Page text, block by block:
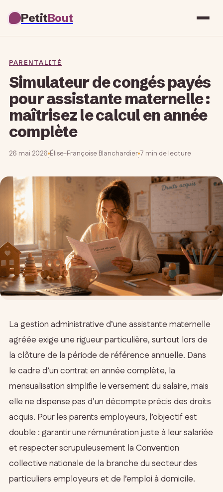
PetitBout
PARENTALITÉ
Simulateur de congés payés
pour assistante maternelle :
maîtrisez le calcul en année
complète
26 mai 2026·Élise-Françoise Blanchardier·7 min de lecture
La gestion administrative d’une assistante maternelle
agréée exige une rigueur particulière, surtout lors de
la clôture de la période de référence annuelle. Dans
le cadre d’un contrat en année complète, la
mensualisation simplifie le versement du salaire, mais
elle ne dispense pas d’un décompte précis des droits
acquis. Pour les parents employeurs, l’objectif est
double : garantir une rémunération juste à leur salariée
et respecter scrupuleusement la Convention
collective nationale de la branche du secteur des
particuliers employeurs et de l’emploi à domicile.